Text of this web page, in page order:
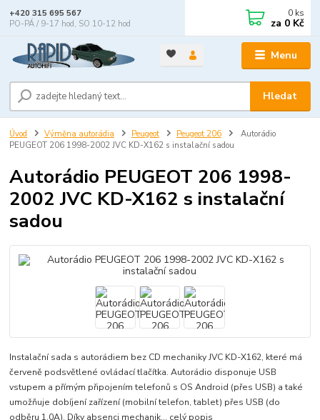
Menu
Hledat
+420 315 695 567
PO-PÁ / 9-17 hod, SO 10-12 hod
0 ks
za 0 Kč
Úvod Výměna autorádia Peugeot Peugeot 206
Autorádio
PEUGEOT 206 1998-2002 JVC KD-X162 s instalační sadou
Autorádio PEUGEOT 206 1998-
2002 JVC KD-X162 s instalační
sadou
Instalační sada s autorádiem bez CD mechaniky JVC KD-X162, které má
červeně podsvětlené ovládací tlačítka. Autorádio disponuje USB
vstupem a přímým připojením telefonů s OS Android (přes USB) a také
umožňuje dobíjení zařízení (mobilní telefon, tablet) přes USB (do
odběru 1.0A). Díky absenci mechanik... celý popis